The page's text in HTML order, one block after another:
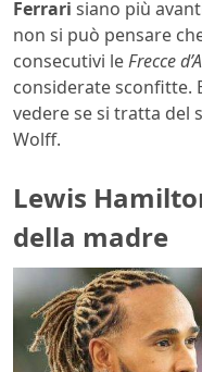
Ferrari siano più
non si può pensare
consecutivi leFrecce
considerate sconfitte.
vedere se si tratta del
Wolff.
Lewis
della madre